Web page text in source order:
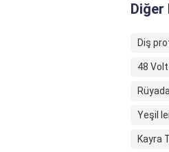
Diğer
Diş
48
Yeşil
Kayra